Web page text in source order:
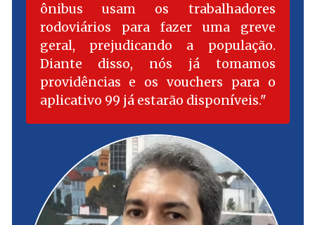
ônibus usam os trabalhadores
rodoviários para fazer uma greve
geral, prejudicando a população.
Diante disso, nós já tomamos
providências e os vouchers para o
aplicativo 99 já estarão disponíveis.